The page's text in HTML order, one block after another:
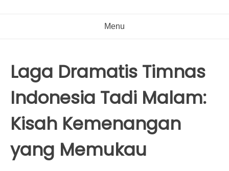
Menu
Laga Dramatis Timnas
Indonesia Tadi Malam:
Kisah Kemenangan
yang Memukau